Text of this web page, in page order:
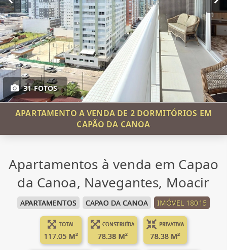
31 FOTOS
APARTAMENTO A VENDA DE 2 DORMITÓRIOS EM
CAPÃO DA CANOA
Apartamentos à venda em Capao
da Canoa, Navegantes, Moacir
APARTAMENTOS CAPAO DA CANOA IMÓVEL 18015
TOTAL
117.05 M²
CONSTRUÍDA
78.38 M²
PRIVATIVA
78.38 M²